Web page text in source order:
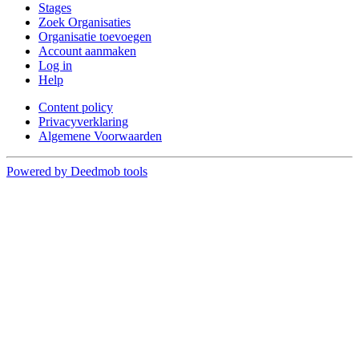
Stages
Zoek Organisaties
Organisatie toevoegen
Account aanmaken
Log in
Help
Content policy
Privacyverklaring
Algemene Voorwaarden
Powered by Deedmob tools